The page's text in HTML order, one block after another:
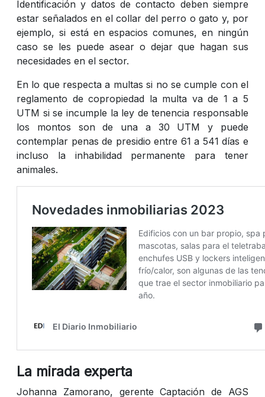
Identificación y datos de contacto deben siempre
estar señalados en el collar del perro o gato y, por
ejemplo, si está en espacios comunes, en ningún
caso se les puede asear o dejar que hagan sus
necesidades en el sector.
En lo que respecta a multas si no se cumple con el
reglamento de copropiedad la multa va de 1 a 5
UTM si se incumple la ley de tenencia responsable
los montos son de una a 30 UTM y puede
contemplar penas de presidio entre 61 a 541 días e
incluso la inhabilidad permanente para tener
animales.
La mirada experta
Johanna Zamorano, gerente Captación de AGS